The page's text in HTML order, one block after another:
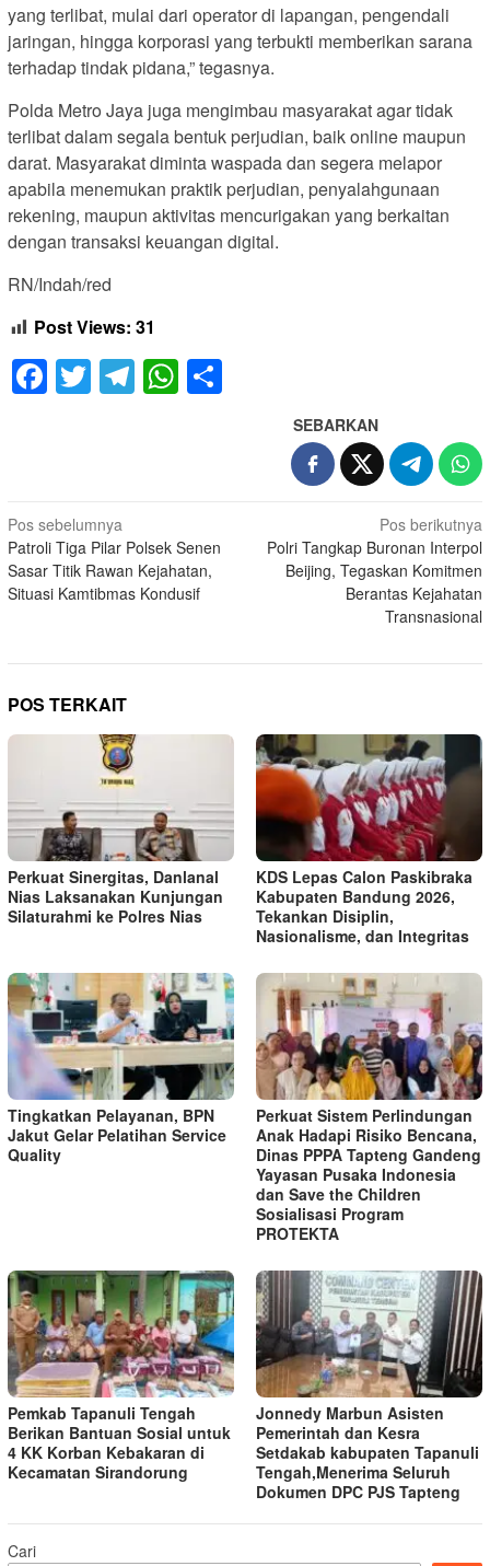
yang terlibat, mulai dari operator di lapangan, pengendali
jaringan, hingga korporasi yang terbukti memberikan sarana
terhadap tindak pidana,” tegasnya.
Polda Metro Jaya juga mengimbau masyarakat agar tidak
terlibat dalam segala bentuk perjudian, baik online maupun
darat. Masyarakat diminta waspada dan segera melapor
apabila menemukan praktik perjudian, penyalahgunaan
rekening, maupun aktivitas mencurigakan yang berkaitan
dengan transaksi keuangan digital.
RN/Indah/red
Post Views: 31
Facebook
TwitterTelegram
WhatsApp
SEBARKAN
Navigasi
pos
Pos sebelumnya
Patroli Tiga Pilar Polsek Senen
Sasar Titik Rawan Kejahatan,
Situasi Kamtibmas Kondusif
Pos berikutnya
Polri Tangkap Buronan Interpol
Beijing, Tegaskan Komitmen
Berantas Kejahatan
Transnasional
POS TERKAIT
Perkuat Sinergitas, Danlanal
Nias Laksanakan Kunjungan
Silaturahmi ke Polres Nias
KDS Lepas Calon Paskibraka
Kabupaten Bandung 2026,
Tekankan Disiplin,
Nasionalisme, dan Integritas
Tingkatkan Pelayanan, BPN
Jakut Gelar Pelatihan Service
Quality
Perkuat Sistem Perlindungan
Anak Hadapi Risiko Bencana,
Dinas PPPA Tapteng Gandeng
Yayasan Pusaka Indonesia
dan Save the Children
Sosialisasi Program
PROTEKTA
Pemkab Tapanuli Tengah
Berikan Bantuan Sosial untuk
4 KK Korban Kebakaran di
Kecamatan Sirandorung
Jonnedy Marbun Asisten
Pemerintah dan Kesra
Setdakab kabupaten Tapanuli
Tengah,Menerima Seluruh
Dokumen DPC PJS Tapteng
Cari